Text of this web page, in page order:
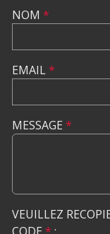
NOM *
EMAIL*
MESSAGE *
VEUILLEZ
CODE * :